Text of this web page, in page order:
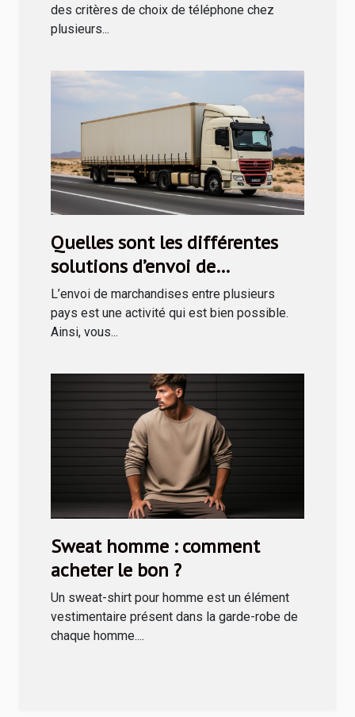
des critères de choix de téléphone chez
plusieurs...
Quelles sont les différentes
solutions d’envoi de
marchandises en Tunisie ?
L’envoi de marchandises entre plusieurs
pays est une activité qui est bien possible.
Ainsi, vous...
Sweat homme : comment
acheter le bon ?
Un sweat-shirt pour homme est un élément
vestimentaire présent dans la garde-robe de
chaque homme....